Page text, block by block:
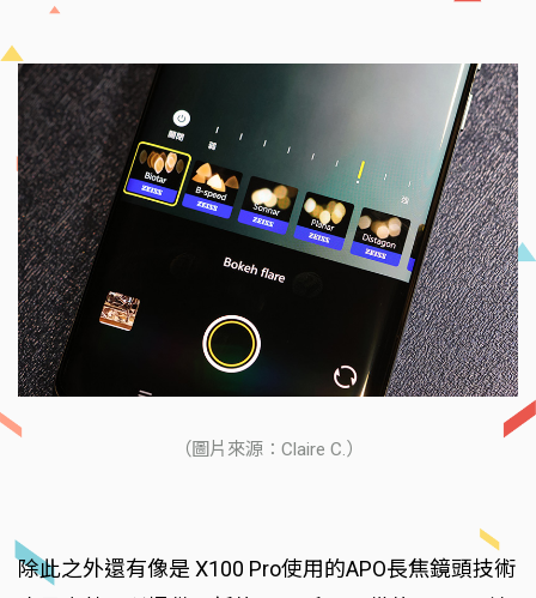
（圖片來源：Claire C.）
除此之外還有像是 X100 Pro使用的APO長焦鏡頭技術